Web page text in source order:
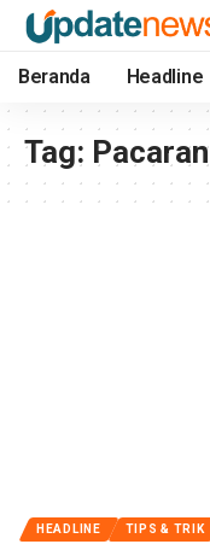
Beranda Headline
Tag: Pacaran
HEADLINE TIPS & TRIK